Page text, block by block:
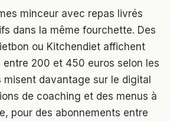
minceur avec repas livrés
dans la même fourchette. Des
ou Kitchendiet affichent
entre 200 et 450 euros selon les
misent davantage sur le digital
de coaching et des menus à
pour des abonnements entre